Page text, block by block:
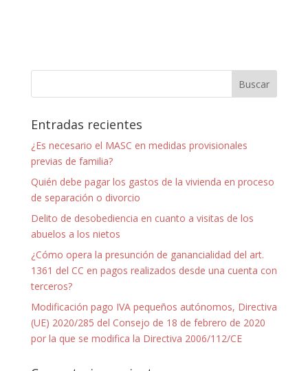
Entradas recientes
¿Es necesario el MASC en medidas provisionales
previas de familia?
Quién debe pagar los gastos de la vivienda en proceso
de separación o divorcio
Delito de desobediencia en cuanto a visitas de los
abuelos a los nietos
¿Cómo opera la presunción de ganancialidad del art.
1361 del CC en pagos realizados desde una cuenta con
terceros?
Modificación pago IVA pequeños autónomos, Directiva
(UE) 2020/285 del Consejo de 18 de febrero de 2020
por la que se modifica la Directiva 2006/112/CE